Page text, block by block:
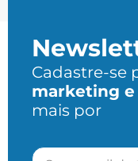
Cadastre-se
marketing e
mais por